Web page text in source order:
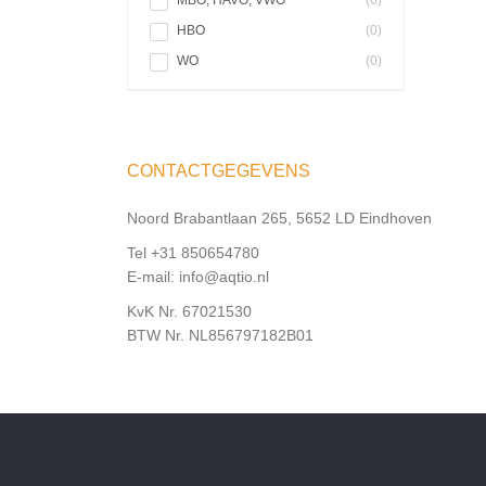
HBO
(0)
WO
(0)
CONTACTGEGEVENS
Noord Brabantlaan 265, 5652 LD Eindhoven
Tel +31 850654780
E-mail: info@aqtio.nl
KvK Nr. 67021530
BTW Nr. NL856797182B01